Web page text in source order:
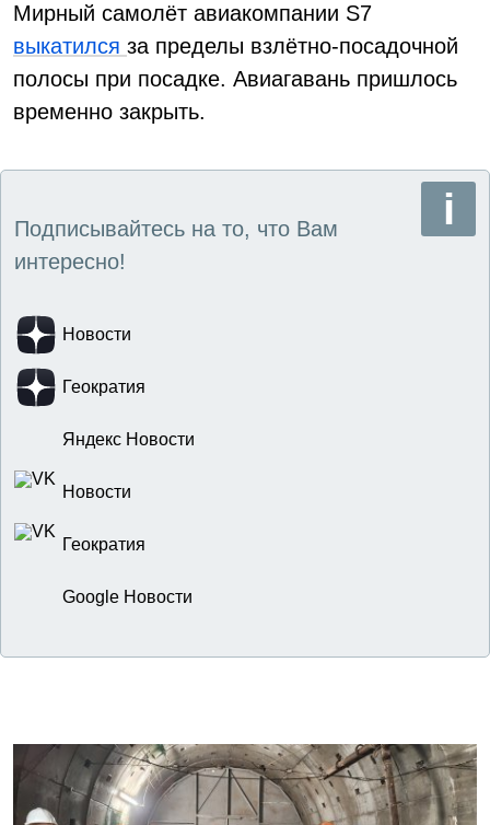
Мирный самолёт авиакомпании S7
выкатился за пределы взлётно-посадочной
полосы при посадке. Авиагавань пришлось
временно закрыть.
Подписывайтесь на то, что Вам
интересно!
Новости
Геократия
Яндекс Новости
Новости
Геократия
Google Новости